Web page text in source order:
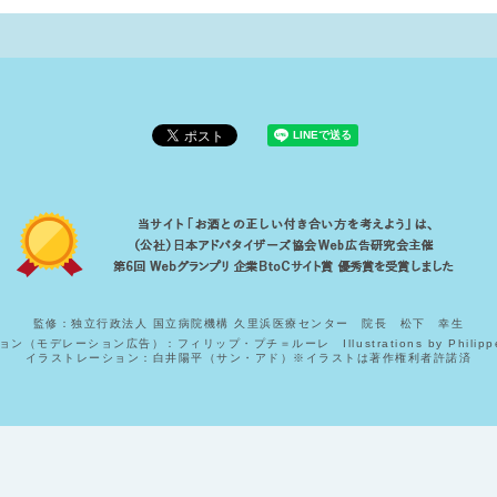
監修：独立行政法人 国立病院機構 久里浜医療センター 院長 松下 幸生
ョン（モデレーション広告）：フィリップ・プチ＝ルーレ Illustrations by
イラストレーション：白井陽平（サン・アド）※イラストは著作権利者許諾済